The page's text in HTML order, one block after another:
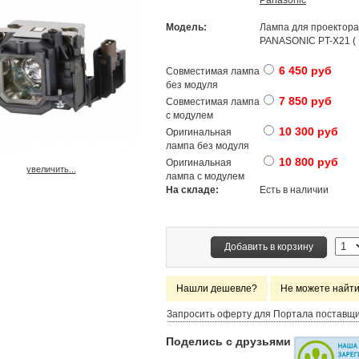
увеличить...
Модель:
Лампа для проектора
PANASONIC PT-X21 (
Совместимая лампа
без модуля
6 450 руб
Совместимая лампа
с модулем
7 850 руб
Оригинальная
лампа без модуля
10 300 руб
Оригинальная
лампа с модулем
10 800 руб
На складе: Есть в наличии
Добавить в корзину
Нашли дешевле? Не можете
Запросить оферту для Портала
Поделись с друзьями